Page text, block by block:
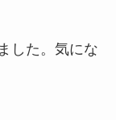
した。気にな